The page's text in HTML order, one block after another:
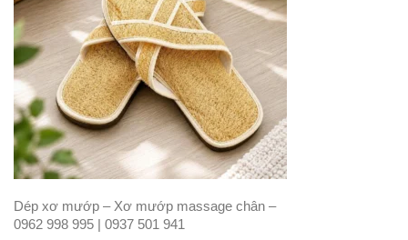
Dép xơ mướp – Xơ mướp massage chân –
0962 998 995 | 0937 501 941